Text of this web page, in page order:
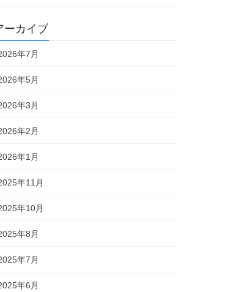
ーカイブ
年7月
年5月
年3月
年2月
年1月
年11月
年10月
年8月
年7月
年6月